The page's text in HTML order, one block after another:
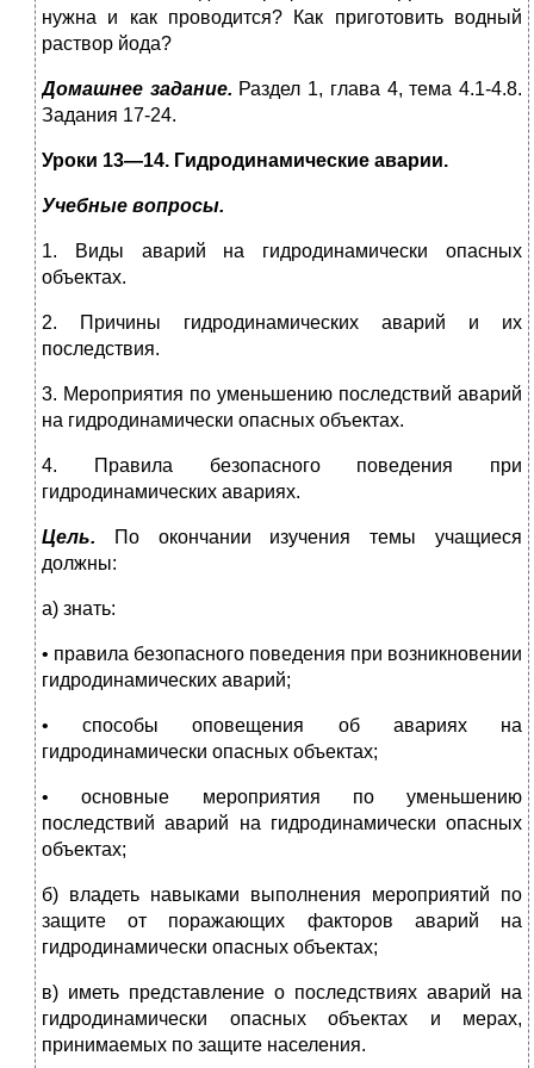
нужна и как проводится? Как приготовить водный
раствор йода?
Домашнее задание. Раздел 1, глава 4, тема 4.1-4.8.
Задания 17-24.
Уроки 13—14. Гидродинамические аварии.
Учебные вопросы.
1. Виды аварий на гидродинамически опасных
объектах.
2. Причины гидродинамических аварий и их
последствия.
3. Мероприятия по уменьшению последствий аварий
на гидродинамически опасных объектах.
4. Правила безопасного поведения при
гидродинамических авариях.
Цель. По окончании изучения темы учащиеся
должны:
а) знать:
• правила безопасного поведения при возникновении
гидродинамических аварий;
• способы оповещения об авариях на
гидродинамически опасных объектах;
• основные мероприятия по уменьшению
последствий аварий на гидродинамически опасных
объектах;
б) владеть навыками выполнения мероприятий по
защите от поражающих факторов аварий на
гидродинамически опасных объектах;
в) иметь представление о последствиях аварий на
гидродинамически опасных объектах и мерах,
принимаемых по защите населения.